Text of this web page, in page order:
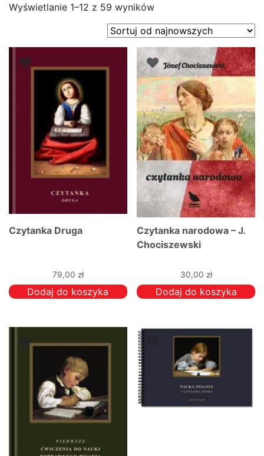
Wyświetlanie 1–12 z 59 wynikówPosortowane
według
najnowszych
Czytanka Druga
79,00 zł
Dodaj do koszyka
Czytanka narodowa – J.
Chociszewski
30,00 zł
Dodaj do koszyka